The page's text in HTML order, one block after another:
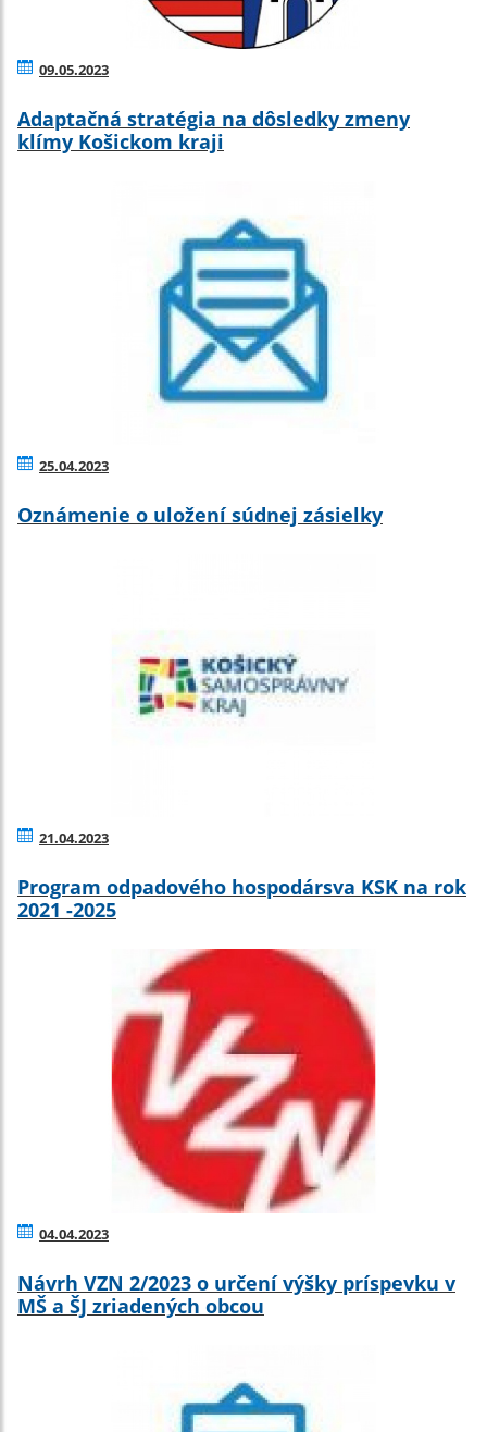
09.05.2023
Adaptačná stratégia na dôsledky zmeny
klímy Košickom kraji
25.04.2023
Oznámenie o uložení súdnej zásielky
21.04.2023
Program odpadového hospodársva KSK na rok
2021 -2025
04.04.2023
Návrh VZN 2/2023 o určení výšky príspevku v
MŠ a ŠJ zriadených obcou